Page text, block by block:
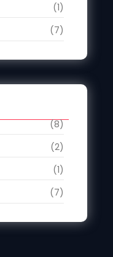
(1)
(7)
(8)
(2)
(1)
(7)